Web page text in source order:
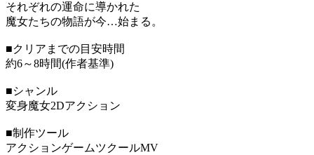
それぞれの運命に導かれた
魔女たちの物語が今…始まる。
■クリアまでの目安時間
約6～8時間(作者基準)
■シャンル
変身魔女2Dアクション
■制作ツール
アクションゲームツクールMV